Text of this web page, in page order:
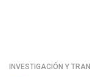
INVESTIGACIÓN Y